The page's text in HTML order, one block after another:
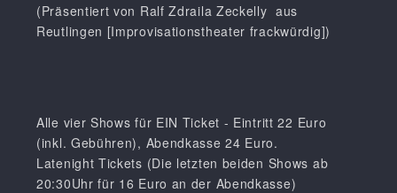
(Präsentiert von Ralf Zdraila Zeckelly aus
Reutlingen [Improvisationstheater frackwürdig])
Alle vier Shows für EIN Ticket - Eintritt 22 Euro
(inkl. Gebühren), Abendkasse 24 Euro.
Latenight Tickets (Die letzten beiden Shows ab
20:30Uhr für 16 Euro an der Abendkasse)